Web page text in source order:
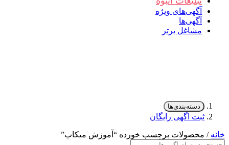
آگهی‌های ویژه
آگهی‌ها
مشاغل برتر
دسته‌بندی‌ها
ثبت اگهی رایگان
خانه / محصولات برچسب خورده “آموزش ميكاپ”